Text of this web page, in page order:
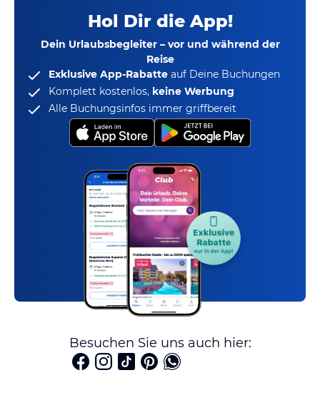
Hol Dir die App!
Dein Urlaubsbegleiter – vor und während der
Reise
Exklusive App-Rabatte auf Deine Buchungen
Komplett kostenlos, keine Werbung
Alle Buchungsinfos immer griffbereit
Besuchen Sie uns auch hier: